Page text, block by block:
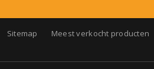
Sitemap Meest verkocht producten